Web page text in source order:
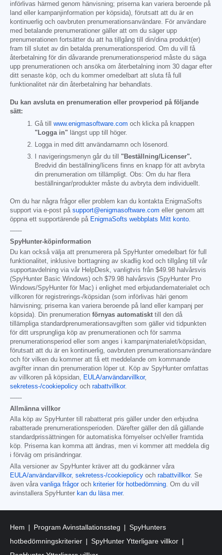
införlivas härmed genom hänvisning; priserna kan variera beroende på
land eller kampanjinformation per köpsida), förutsatt att du är en
kontinuerlig och oavbruten prenumerationsanvändare. För användare
med betalande prenumerationer gäller att om du säger upp
prenumerationen fortsätter du att ha tillgång till din/dina produkt(er)
fram till slutet av din betalda prenumerationsperiod. Om du vill få
återbetalning för din dåvarande prenumerationsperiod måste du säga
upp prenumerationen och ansöka om återbetalning inom 30 dagar efter
ditt senaste köp, och du kommer omedelbart att sluta få full
funktionalitet när din återbetalning har behandlats.
Du kan avsluta en prenumeration eller provperiod på följande
sätt:
Gå till www.enigmasoftware.com och klicka på knappen
"Logga in" längst upp till höger.
Logga in med ditt användarnamn och lösenord.
I navigeringsmenyn går du till "Beställning/Licenser".
Bredvid din beställning/licens finns en knapp för att avbryta
din prenumeration om tillämpligt. Obs: Om du har flera
beställningar/produkter måste du avbryta dem individuellt.
Om du har några frågor eller problem kan du kontakta EnigmaSofts
support via e-post på support@enigmasoftware.com eller genom att
öppna ett supportärende på EnigmaSofts webbplats Mitt konto.
------
SpyHunter-köpinformation
Du kan också välja att prenumerera på SpyHunter omedelbart för full
funktionalitet, inklusive borttagning av skadlig kod och tillgång till vår
supportavdelning via vår HelpDesk, vanligtvis från $49.98 halvårsvis
(SpyHunter Basic Windows) och $79.98 halvårsvis (SpyHunter Pro
Windows/SpyHunter för Mac) i enlighet med erbjudandematerialet och
villkoren för registrerings-/köpsidan (som införlivas häri genom
hänvisning; priserna kan variera beroende på land eller kampanj per
köpsida). Din prenumeration förnyas automatiskt till den då
tillämpliga standardprenumerationsavgiften som gäller vid tidpunkten
för ditt ursprungliga köp av prenumerationen och för samma
prenumerationsperiod eller som anges i kampanjmaterialet/köpsidan,
förutsatt att du är en kontinuerlig, oavbruten prenumerationsanvändare
och för vilken du kommer att få ett meddelande om kommande
avgifter innan din prenumeration löper ut. Köp av SpyHunter omfattas
av villkoren på köpsidan, EULA/användarvillkor,
sekretess-/cookiepolicy och rabattvillkor.
------
Allmänna villkor
Alla köp av SpyHunter till rabatterat pris gäller under den erbjudna
rabatterade prenumerationsperioden. Därefter gäller den då gällande
standardprissättningen för automatiska förnyelser och/eller framtida
köp. Priserna kan komma att ändras, men vi kommer att meddela dig
i förväg om prisändringar.
Alla versioner av SpyHunter kräver att du godkänner våra
EULA/användarvillkor, sekretess-/cookiepolicy och rabattvillkor. Se
även våra vanliga frågoroch kriterier för hotbedömning. Om du vill
avinstallera SpyHunter kan du läsa mer.
Hem Program Avinstallationssteg
SpyHunters
hotbedömningskriterier
SpyHunter Ytterligare villkor